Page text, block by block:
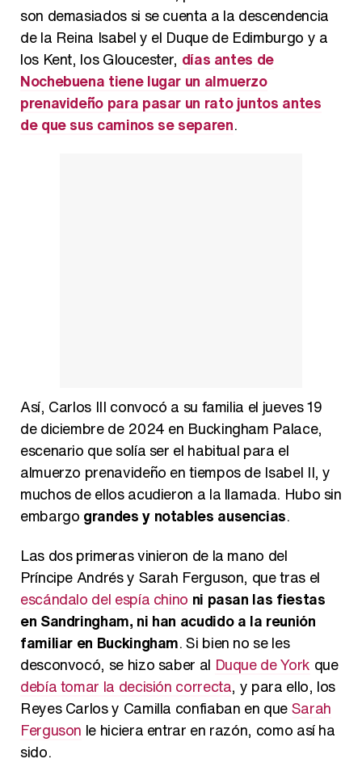
son demasiados si se cuenta a la descendencia
de la Reina Isabel y el Duque de Edimburgo y a
los Kent, los Gloucester, días antes de
Nochebuena tiene lugar un almuerzo
prenavideño para pasar un rato juntos antes
de que sus caminos se separen.
Así, Carlos III convocó a su familia el jueves 19
de diciembre de 2024 en Buckingham Palace,
escenario que solía ser el habitual para el
almuerzo prenavideño en tiempos de Isabel II, y
muchos de ellos acudieron a la llamada. Hubo sin
embargo grandes y notables ausencias.
Las dos primeras vinieron de la mano del
Príncipe Andrés y Sarah Ferguson, que tras el
escándalo del espía chino ni pasan las fiestas
en Sandringham, ni han acudido a la reunión
familiar en Buckingham. Si bien no se les
desconvocó, se hizo saber al Duque de York que
debía tomar la decisión correcta, y para ello, los
Reyes Carlos y Camilla confiaban en queSarah
Ferguson le hiciera entrar en razón, como así ha
sido.